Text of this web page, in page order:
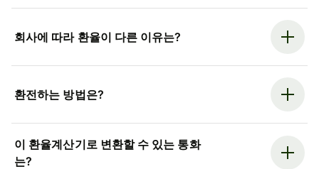
회사에 따라 환율이 다른 이유는?
환전하는 방법은?
이 환율계산기로 변환할 수 있는 통화
는?